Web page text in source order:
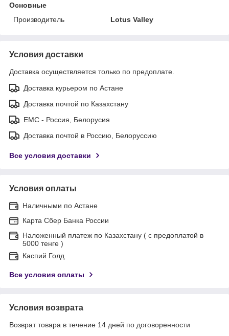
Основные
Производитель
Lotus Valley
Условия доставки
Доставка осуществляется только по предоплате.
Доставка курьером по Астане
Доставка почтой по Казахстану
ЕМС - Россия, Белорусия
Доставка почтой в Россию, Белоруссию
Все условия доставки
Условия оплаты
Наличными по Астане
Карта Сбер Банка России
Наложенный платеж по Казахстану ( с предоплатой в
5000 тенге )
Каспий Голд
Все условия оплаты
Условия возврата
Возврат товара в течение 14 дней по договоренности